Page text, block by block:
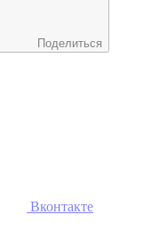
Поделиться
Вконтакте